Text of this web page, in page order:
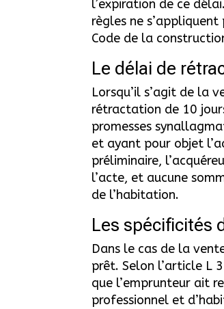
l’expiration de ce
règles ne
Code de la
Le délai de
Lorsqu’il s’agit de la
rétractation de 10
promesses
et ayant pour objet
préliminaire,
l’acte, et aucune
de l’habitation.
Les spécificités
Dans le cas de la
prêt. Selon l’article L
que l’emprunteur ait
professionnel et